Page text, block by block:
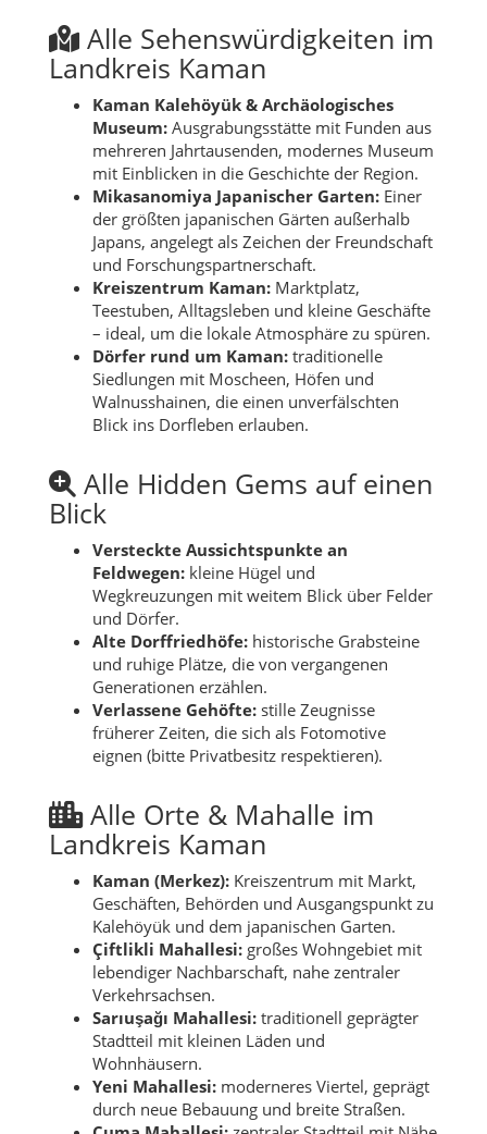
Alle Sehenswürdigkeiten im
Landkreis Kaman
Kaman Kalehöyük & Archäologisches
Museum: Ausgrabungsstätte mit Funden aus
mehreren Jahrtausenden, modernes Museum
mit Einblicken in die Geschichte der Region.
Mikasanomiya Japanischer Garten: Einer
der größten japanischen Gärten außerhalb
Japans, angelegt als Zeichen der Freundschaft
und Forschungspartnerschaft.
Kreiszentrum Kaman: Marktplatz,
Teestuben, Alltagsleben und kleine Geschäfte
– ideal, um die lokale Atmosphäre zu spüren.
Dörfer rund um Kaman: traditionelle
Siedlungen mit Moscheen, Höfen und
Walnusshainen, die einen unverfälschten
Blick ins Dorfleben erlauben.
Alle Hidden Gems auf einen
Blick
Versteckte Aussichtspunkte an
Feldwegen: kleine Hügel und
Wegkreuzungen mit weitem Blick über Felder
und Dörfer.
Alte Dorffriedhöfe: historische Grabsteine
und ruhige Plätze, die von vergangenen
Generationen erzählen.
Verlassene Gehöfte: stille Zeugnisse
früherer Zeiten, die sich als Fotomotive
eignen (bitte Privatbesitz respektieren).
Alle Orte & Mahalle im
Landkreis Kaman
Kaman (Merkez): Kreiszentrum mit Markt,
Geschäften, Behörden und Ausgangspunkt zu
Kalehöyük und dem japanischen Garten.
Çiftlikli Mahallesi: großes Wohngebiet mit
lebendiger Nachbarschaft, nahe zentraler
Verkehrsachsen.
Sarıuşağı Mahallesi: traditionell geprägter
Stadtteil mit kleinen Läden und
Wohnhäusern.
Yeni Mahallesi: moderneres Viertel, geprägt
durch neue Bebauung und breite Straßen.